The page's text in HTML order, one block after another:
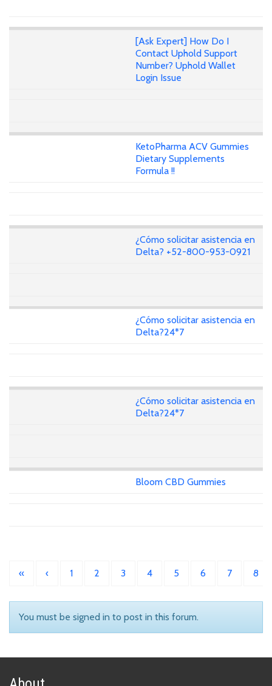
[Ask Expert] How Do I
Contact Uphold Support
Number? Uphold Wallet
Login Issue
KetoPharma ACV Gummies
Dietary Supplements
Formula !!
¿Cómo solicitar asistencia en
Delta? +52-800-953-0921
¿Cómo solicitar asistencia en
Delta?24*7
¿Cómo solicitar asistencia en
Delta?24*7
Bloom CBD Gummies
« ‹ 1 2 3 4 5 6 7 8
You must be signed in to post in this forum.